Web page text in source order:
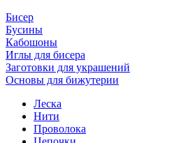
Бисер
Бусины
Кабошоны
Иглы для бисера
Заготовки для украшений
Основы для бижутерии
Леска
Нити
Проволока